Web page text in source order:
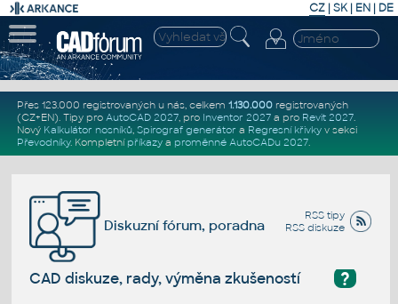
CZ | SK| EN | DE
Přes 123.000 registrovaných u nás, celkem 1.130.000registrovaných
(CZ+EN). Tipy pro AutoCAD 2027, pro Inventor 2027a pro Revit 2027.
Nový Kalkulátor nosníků, Spirograf generátor a Regresní křivkyv sekci
Převodníky. Kompletní příkazya proměnné AutoCADu 2027.
RSS tipy
RSS diskuze
Diskuzní fórum, poradna
?
CAD diskuze, rady, výměna zkušeností